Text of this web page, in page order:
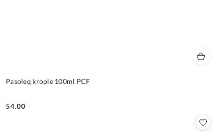
Pasoleq krople 100ml PCF
Cena:
54.00